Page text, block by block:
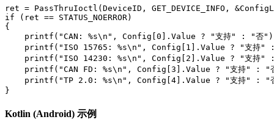
ret = PassThruIoctl(DeviceID, GET_DEVICE_INFO,
if (ret == STATUS_NOERROR)
{
printf("CAN: %s\n", Config[0].Value ? "支持" : "否
printf("ISO 15765: %s\n", Config[1].Value ? "支持"
printf("ISO 14230: %s\n", Config[2].Value ? "支持"
printf("CAN FD: %s\n", Config[3].Value ? "支持" : "
printf("TP 2.0: %s\n", Config[4].Value ? "支持" : "
}
Kotlin (Android) 示例